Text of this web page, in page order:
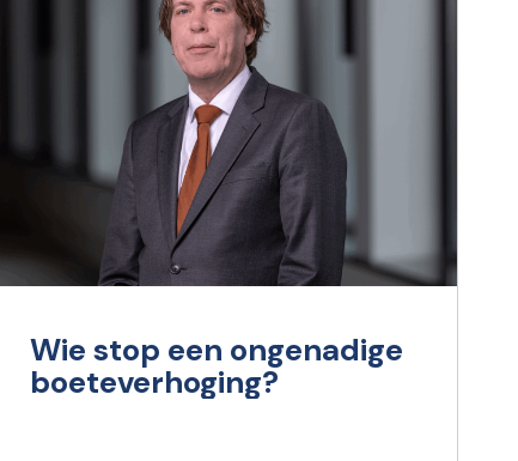
Wie stop een ongenadige
boeteverhoging?